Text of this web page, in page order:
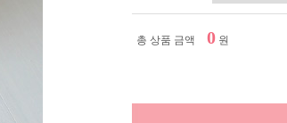
총 상품 금액 0 원